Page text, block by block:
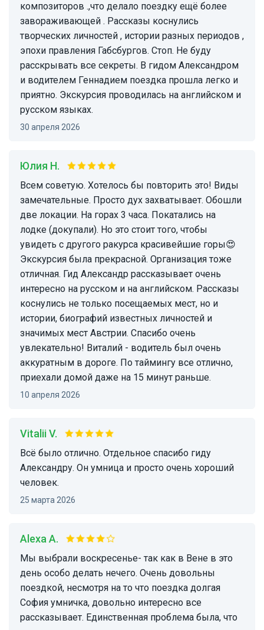
композиторов .,что делало поездку ещё более
завораживающей . Рассказы коснулись
творческих личностей , истории разных периодов ,
эпохи правления Габсбургов. Стоп. Не буду
расскрывать все секреты. В гидом Александром
и водителем Геннадием поездка прошла легко и
приятно. Экскурсия проводилась на английском и
русском языках.
30 апреля 2026
Юлия Н.
Всем советую. Хотелось бы повторить это! Виды
замечательные. Просто дух захватывает. Обошли
две локации. На горах 3 часа. Покатались на
лодке (докупали). Но это стоит того, чтобы
увидеть с другого ракурса красивейшие горы😍
Экскурсия была прекрасной. Организация тоже
отличная. Гид Александр рассказывает очень
интересно на русском и на английском. Рассказы
коснулись не только посещаемых мест, но и
истории, биографий известных личностей и
значимых мест Австрии. Спасибо очень
увлекательно! Виталий - водитель был очень
аккуратным в дороге. По таймингу все отлично,
приехали домой даже на 15 минут раньше.
10 апреля 2026
Vitalii V.
Всё было отлично. Отдельное спасибо гиду
Александру. Он умница и просто очень хороший
человек.
25 марта 2026
Alexa A.
Мы выбрали воскресенье- так как в Вене в это
день особо делать нечего. Очень довольны
поездкой, несмотря на то что поездка долгая
София умничка, довольно интересно все
рассказывает. Единственная проблема была, что